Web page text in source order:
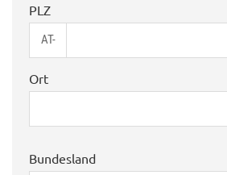
PLZ
AT-
Ort
Bundesland